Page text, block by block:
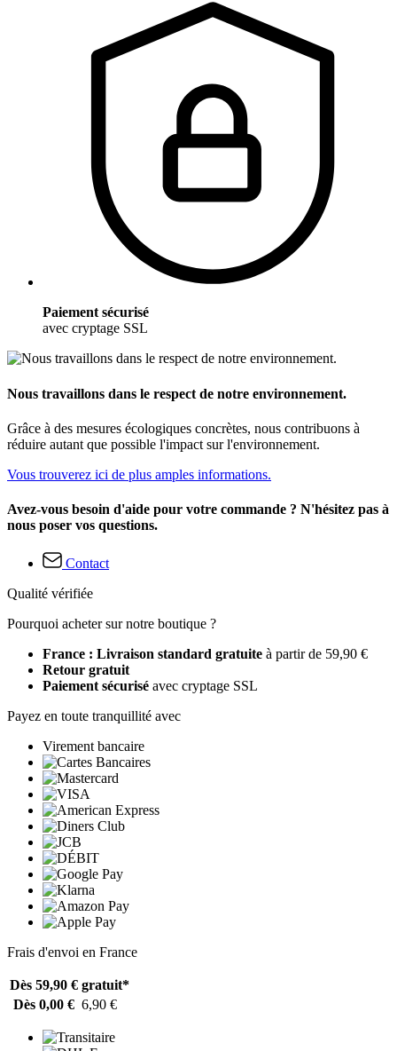
Paiement sécurisé
avec cryptage SSL
Nous travaillons dans le respect de notre environnement.
Grâce à des mesures écologiques concrètes, nous contribuons à
réduire autant que possible l'impact sur l'environnement.
Vous trouverez ici de plus amples informations.
Avez-vous besoin d'aide pour votre commande ? N'hésitez pas à
nous poser vos questions.
Contact
Qualité vérifiée
Pourquoi acheter sur notre boutique ?
France : Livraison standard gratuite à partir de 59,90 €
Retour gratuit
Paiement sécurisé avec cryptage SSL
Payez en toute tranquillité avec
Virement bancaire
Frais d'envoi en France
Dès 59,90 € gratuit*
Dès 0,00 € 6,90 €